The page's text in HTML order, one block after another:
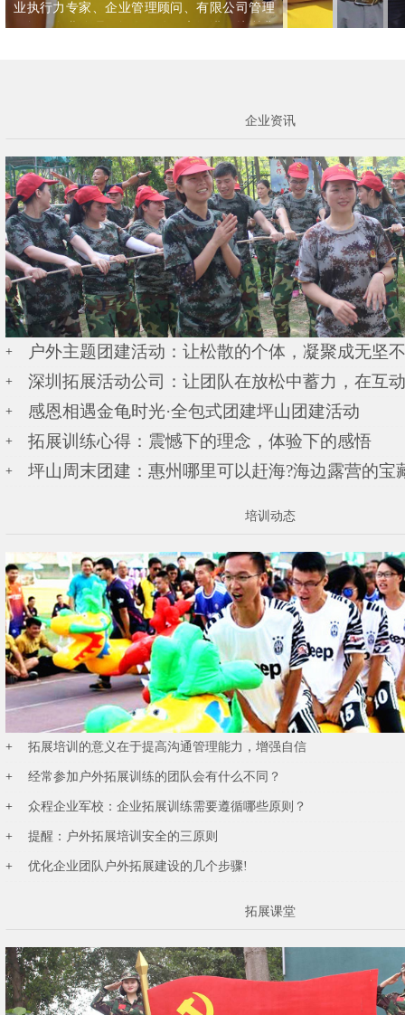
业执行力专家、企业管理顾问、有限公司管理
顾问、企业管理顾问有限公司高级讲师培训背
企业资讯
户外主题团建活动：让松散的个体，凝聚成无坚
深圳拓展活动公司：让团队在放松中蓄力，在互
感恩相遇金龟时光·​全包式团建坪山团建活动
拓展训练心得：震憾下的理念，体验下的感悟
坪山周末团建：惠州哪里可以赶海?海边露营的宝
培训动态
拓展培训的意义在于提高沟通管理能力，增强自信
经常参加户外拓展训练的团队会有什么不同？
众程企业军校：企业拓展训练需要遵循哪些原则？
提醒：户外拓展培训安全的三原则
优化企业团队户外拓展建设的几个步骤!
拓展课堂